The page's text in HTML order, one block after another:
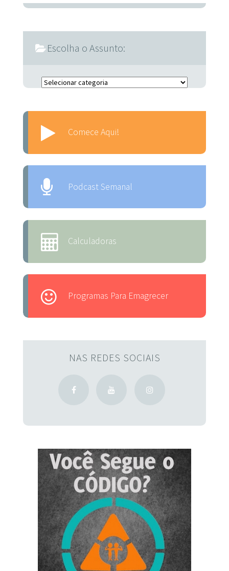
Escolha o Assunto:
Escolha o Assunto:
Comece Aqui!
Podcast Semanal
Calculadoras
Programas Para Emagrecer
NAS REDES SOCIAIS